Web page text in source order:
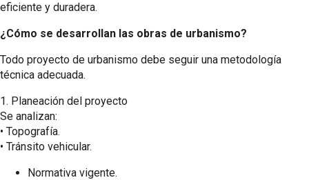
eficiente y duradera.
¿Cómo se desarrollan las obras de urbanismo?
Todo proyecto de urbanismo debe seguir una metodología
técnica adecuada.
1.⁠ ⁠Planeación del proyecto
Se analizan:
•⁠ ⁠Topografía.
•⁠ ⁠Tránsito vehicular.
Normativa vigente.